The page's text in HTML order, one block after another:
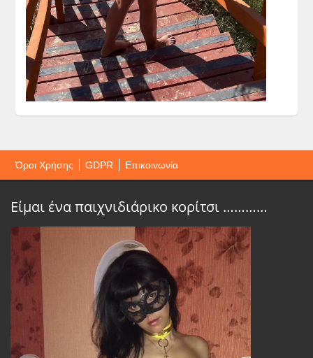
Όροι Χρήσης GDPR Επικοινωνία
Είμαι ένα παιχνιδιάρικο κορίτσι …………